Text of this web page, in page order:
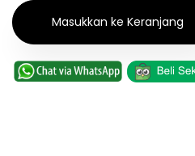
Masukkan ke Keranjang